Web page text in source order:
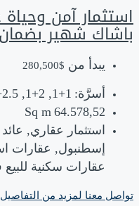
استثمار آمن
باشاك شهير بضمان
يبدأ من $280,500
أسرَّة: 1+1, 2+1, 2.5+1, 3+1, 4+1, 5+1, 4+1 Duplex
64.578,52
Sq m
استثمار عقاري,
إسطنبول, عقارات
عقارات سكنية
تواصل معنا لمزيد من التفاصيل